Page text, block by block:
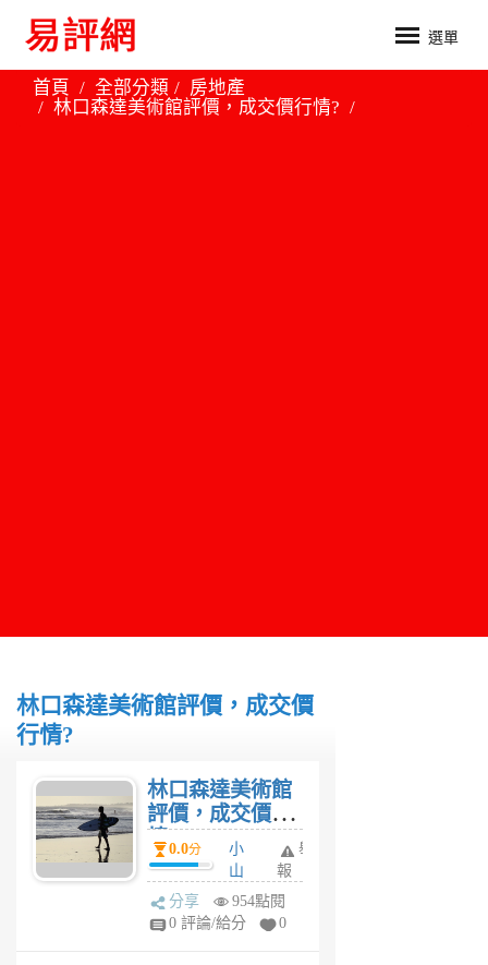
選單
首頁 全部分類
房地產
林口森達美術館評價，成交價行情?
林口森達美術館評價，成交價
行情?
林口森達美術館
評價，成交價行
情?0.0分
小
山
6
年
舉
報
分享
954點閱
0 評論/給分
0